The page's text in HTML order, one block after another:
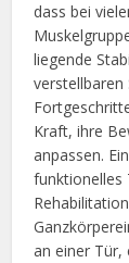
dass bei
liegende
verstellbaren
Kraft, ihre
anpassen.
funktionelles
an einer Tür,